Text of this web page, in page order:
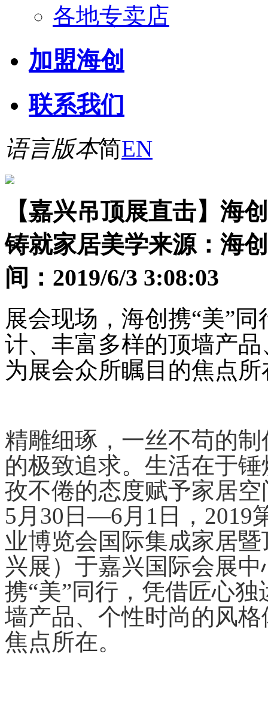
各地专卖店
加盟海创
联系我们
语言版本简EN
【嘉兴吊顶展直击】海
铸就家居美学来源：海创
间：2019/6/3 3:08:03
展会现场，海创携“美”
计、丰富多样的顶墙产
为展会众所瞩目的焦点所
精雕细琢，一丝不苟的
的极致追求。生活在于
孜不倦的态度赋予家居
5月30日—6月1日，2019
业博览会国际集成家居
兴展）于嘉兴国际会展
携“美”同行，凭借匠心
墙产品、个性时尚的风
焦点所在。